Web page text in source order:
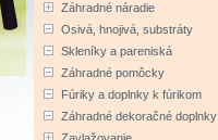
Záhradné náradie
Osivá, hnojivá, substráty
Skleníky a pareniská
Záhradné pomôcky
Fúriky a doplnky k fúrikom
Záhradné dekoračné doplnky